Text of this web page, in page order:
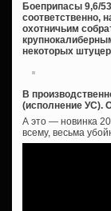
Боеприпасы 9,6/
соответственно,
охотничьим
некоторых
В
(исполнение УС).
А это — новинка
всему, весьма